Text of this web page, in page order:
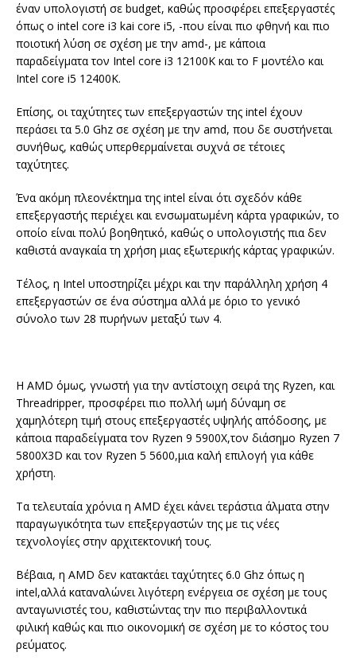
έναν υπολογιστή σε budget, καθώς προσφέρει επεξεργαστές
όπως ο intel core i3 kai core i5, -που είναι πιο φθηνή και πιο
ποιοτική λύση σε σχέση με την amd-, με κάποια
παραδείγματα τον Intel core i3 12100K και το F μοντέλο και
Intel core i5 12400K.
Επίσης, οι ταχύτητες των επεξεργαστών της intel έχουν
περάσει τα 5.0 Ghz σε σχέση με την amd, που δε συστήνεται
συνήθως, καθώς υπερθερμαίνεται συχνά σε τέτοιες
ταχύτητες.
Ένα ακόμη πλεονέκτημα της intel είναι ότι σχεδόν κάθε
επεξεργαστής περιέχει και ενσωματωμένη κάρτα γραφικών, το
οποίο είναι πολύ βοηθητικό, καθώς ο υπολογιστής πια δεν
καθιστά αναγκαία τη χρήση μιας εξωτερικής κάρτας γραφικών.
Τέλος, η Intel υποστηρίζει μέχρι και την παράλληλη χρήση 4
επεξεργαστών σε ένα σύστημα αλλά με όριο το γενικό
σύνολο των 28 πυρήνων μεταξύ των 4.
Η AMD όμως, γνωστή για την αντίστοιχη σειρά της Ryzen, και
Threadripper, προσφέρει πιο πολλή ωμή δύναμη σε
χαμηλότερη τιμή στους επεξεργαστές υψηλής απόδοσης, με
κάποια παραδείγματα τον Ryzen 9 5900X,τον διάσημο Ryzen 7
5800X3D και τον Ryzen 5 5600,μια καλή επιλογή για κάθε
χρήστη.
Τα τελευταία χρόνια η AMD έχει κάνει τεράστια άλματα στην
παραγωγικότητα των επεξεργαστών της με τις νέες
τεχνολογίες στην αρχιτεκτονική τους.
Βέβαια, η AMD δεν κατακτάει ταχύτητες 6.0 Ghz όπως η
intel,αλλά καταναλώνει λιγότερη ενέργεια σε σχέση με τους
ανταγωνιστές του, καθιστώντας την πιο περιβαλλοντικά
φιλική καθώς και πιο οικονομική σε σχέση με το κόστος του
ρεύματος.